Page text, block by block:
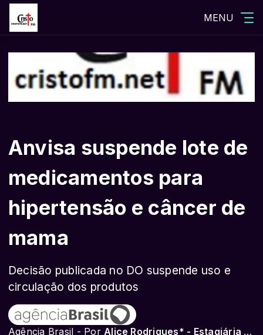
MENU
Anvisa suspende lote de
medicamentos para
hipertensão e câncer de
mama
Decisão publicada no DO suspende uso e
circulação dos produtos
Agência Brasil - PorAlice Rodrigues* - Estagiária da Agência Brasil